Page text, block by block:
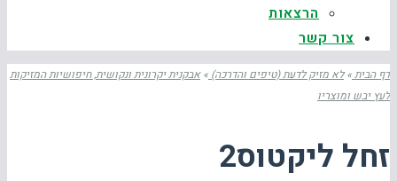
הרצאות
צור קשר
דף הבית» לא מזיק לדעת (טיפים והדרכה) » אבקנית יקרונית ונקושית, חיפושיות המזיקות
לעץ יבש ומוצריו
זחל ליקטוס2